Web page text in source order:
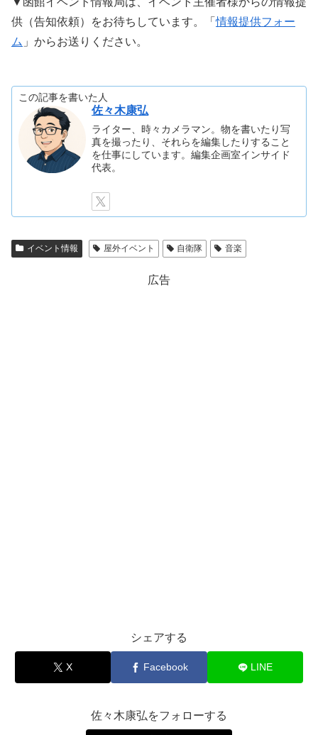
供（告知依頼）をお待ちしています。「情報提供フォー
ム 」からお送りください。
この記事を書いた人
佐々木康弘
ライター、時々カメラマン。物を書いたり写
真を撮ったり、それらを編集したりすること
を仕事にしています。編集企画室インサイド
代表。
イベント情報 屋外イベント 自衛隊 音楽
広告
シェアする
X Facebook LINE
佐々木康弘をフォローする